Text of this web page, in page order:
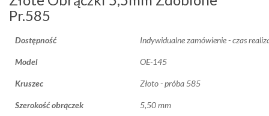
Pr.585
Dostępność Indywidualne zamówienie - czas
Model OE-145
Kruszec Złoto - próba 585
Szerokość obrączek 5,50 mm